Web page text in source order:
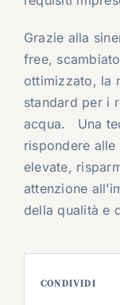
Grazie alla
free,
ottimizzato, la
standard per i
acqua. Una
rispondere
elevate,
attenzione
della qualità e
CONDIVIDI